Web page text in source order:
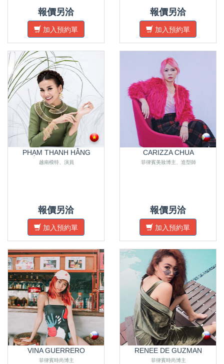
報價另洽
加入預約單
報價另洽
加入預約單
PHẠM THANH HẰNG
越南模特、演員
報價另洽
加入預約單
CARIZZA CHUA
菲律賓美妝博主、造型師
報價另洽
加入預約單
VINA GUERRERO
菲律賓時尚博主
RENEE DE GUZMAN
菲律賓時尚博主